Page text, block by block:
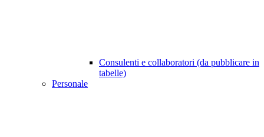
Consulenti e collaboratori (da pubblicare in
tabelle)
Personale